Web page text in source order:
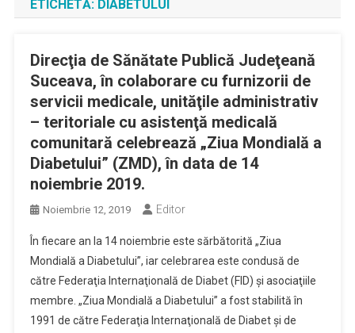
ETICHETĂ: DIABETULUI
Direcţia de Sănătate Publică Judeţeană
Suceava, în colaborare cu furnizorii de
servicii medicale, unităţile administrativ
– teritoriale cu asistenţă medicală
comunitară celebrează „Ziua Mondială a
Diabetului” (ZMD), în data de 14
noiembrie 2019.
Noiembrie 12, 2019 Editor
În fiecare an la 14 noiembrie este sărbătorită „Ziua
Mondială a Diabetului”, iar celebrarea este condusă de
către Federaţia Internaţională de Diabet (FID) şi asociaţiile
membre. „Ziua Mondială a Diabetului” a fost stabilită în
1991 de către Federaţia Internaţională de Diabet şi de